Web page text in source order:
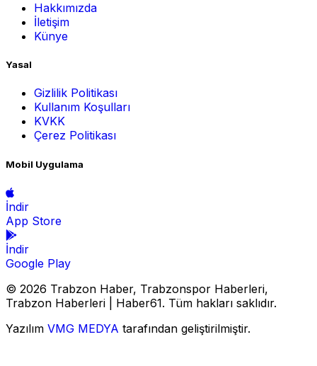
Hakkımızda
İletişim
Künye
Yasal
Gizlilik Politikası
Kullanım Koşulları
KVKK
Çerez Politikası
Mobil Uygulama
İndir
App Store
İndir
Google Play
© 2026 Trabzon Haber, Trabzonspor Haberleri,
Trabzon Haberleri | Haber61. Tüm hakları saklıdır.
Yazılım VMG MEDYA tarafından geliştirilmiştir.